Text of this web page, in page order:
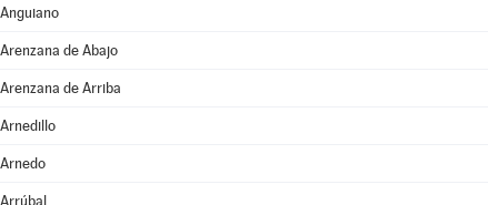
Anguiano
Arenzana de Abajo
Arenzana de Arriba
Arnedillo
Arnedo
Arrúbal